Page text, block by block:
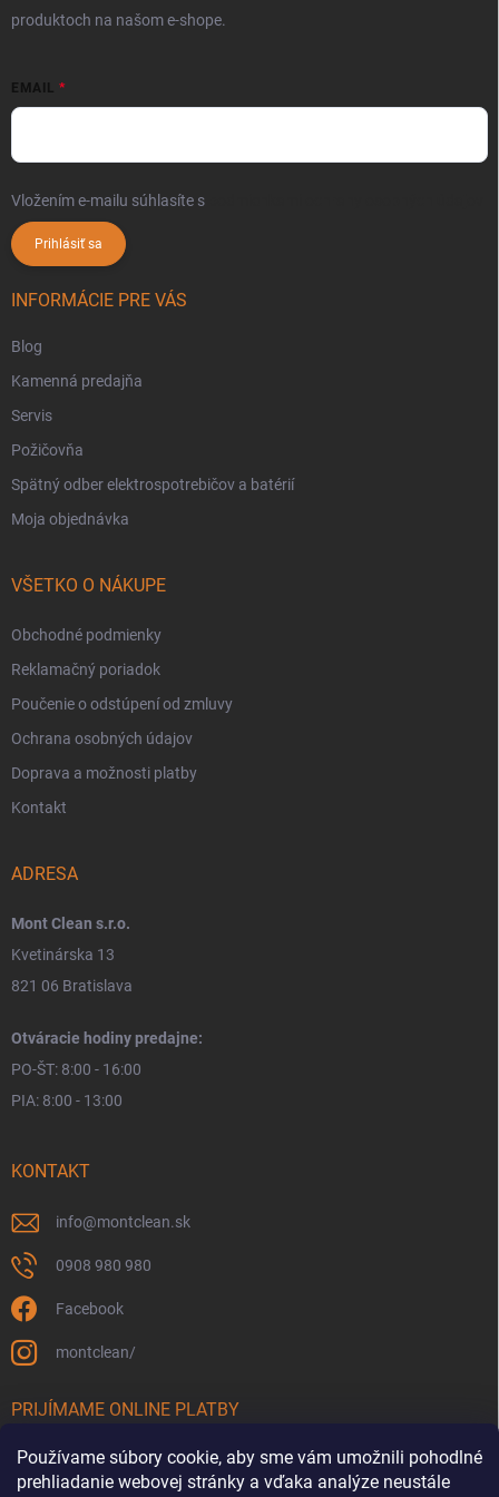
Používame súbory cookie, aby sme vám umožnili pohodlné
prehliadanie webovej stránky a vďaka analýze neustále
produktoch na našom e-shope.
EMAIL
Vložením e-mailu súhlasíte s
Prihlásiť sa
INFORMÁCIE PRE VÁS
Blog
Kamenná predajňa
Servis
Požičovňa
Spätný odber elektrospotrebičov a batérií
Moja objednávka
VŠETKO O NÁKUPE
Obchodné podmienky
Reklamačný poriadok
Poučenie o odstúpení od zmluvy
Ochrana osobných údajov
Doprava a možnosti platby
Kontakt
ADRESA
Mont Clean s.r.o.
Kvetinárska 13
821 06 Bratislava
Otváracie hodiny predajne:
PO-ŠT: 8:00 - 16:00
PIA: 8:00 - 13:00
KONTAKT
info@montclean.sk
0908 980 980
Facebook
montclean/
PRIJÍMAME ONLINE PLATBY